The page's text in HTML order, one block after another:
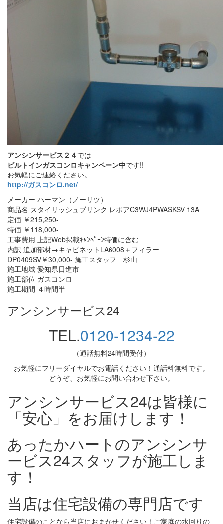
アンシンサービス２４では
ビルトインガスコンロキャンペーン中です!!
お気軽にご連絡ください。
http://ガスコンロ.net/
メーカー ハーマン（ノーリツ）
商品名 スタイリッシュブリンク レボアC3WJ4PWASKSV 13A
定価 ￥215,250-
特価 ￥118,000-
工事費用 上記Web掲載ｷｬﾝﾍﾟｰﾝ特価に含む
内訳 追加部材→キャビネットLA6008＋フィラー
DP0409SV￥30,000- 施工スタッフ 杉山
施工地域 愛知県日進市
施工部位 ガスコンロ
施工期間 ４時間半
アンシンサービス24
TEL.0120-1234-22
（通話無料24時間受付）
お気軽にフリーダイヤルでお電話ください！通話料無料です。
どうぞ、お気軽にお問い合わせ下さい。
アンシンサービス24は皆様に
「安心」をお届けします！
あったかハートのアンシンサ
ービス24スタッフが施工しま
す！
当店は住宅設備の専門店です
住宅設備のことなら当店におまかせください！ご家庭の水回りの